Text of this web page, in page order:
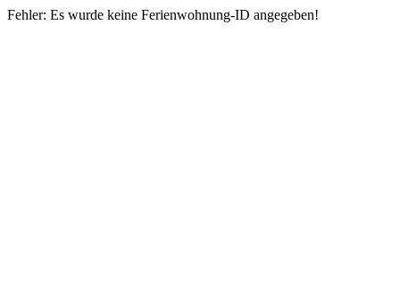
Fehler: Es wurde keine Ferienwohnung-ID angegeben!